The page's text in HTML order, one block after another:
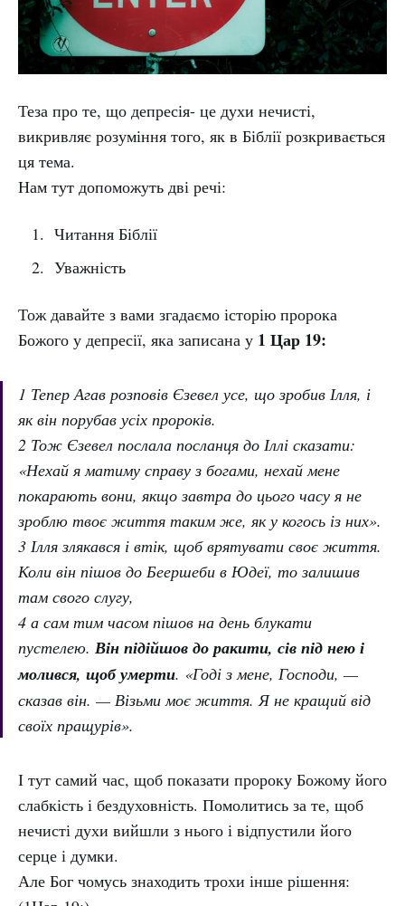
Теза про те, що депресія- це духи нечисті,
викривляє розуміння того, як в Біблії розкривається
ця тема.
Нам тут допоможуть дві речі:
Читання Біблії
Уважність
Тож давайте з вами згадаємо історію пророка
Божого у депресії, яка записана у 1 Цар 19:
1 Тепер Агав розповів Єзевел усе, що зробив Ілля, і
як він порубав усіх пророків.
2 Тож Єзевел послала посланця до Іллі сказати:
«Нехай я матиму справу з богами, нехай мене
покарають вони, якщо завтра до цього часу я не
зроблю твоє життя таким же, як у когось із них».
3 Ілля злякався і втік, щоб врятувати своє життя.
Коли він пішов до Беершеби в Юдеї, то залишив
там свого слугу,
4 а сам тим часом пішов на день блукати
пустелею. Він підійшов до ракити, сів під нею і
молився, щоб умерти. «Годі з мене, Господи, —
сказав він. — Візьми моє життя. Я не кращий від
своїх пращурів».
І тут самий час, щоб показати пророку Божому його
слабкість і бездуховність. Помолитись за те, щоб
нечисті духи вийшли з нього і відпустили його
серце і думки.
Але Бог чомусь знаходить трохи інше рішення: